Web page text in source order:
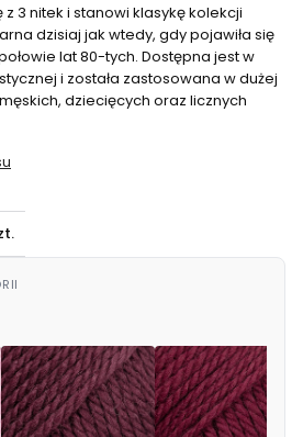
z 3 nitek i stanowi klasykę kolekcji
dzisiaj jak wtedy, gdy pojawiła się
lat 80-tych. Dostępna jest w
i została zastosowana w dużej
dziecięcych oraz licznych